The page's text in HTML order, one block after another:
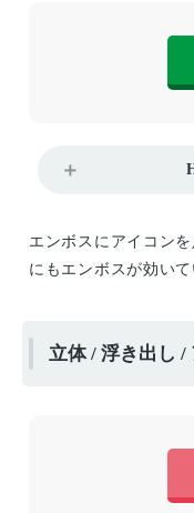
エンボスにアイコン
にもエンボスが効い
立体 / 浮き出し /